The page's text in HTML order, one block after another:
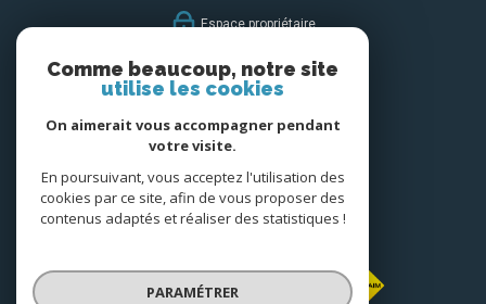
espace propriétaire
Nous
Nous
Comme beaucoup, notre site
utilise les cookies
On aimerait vous accompagner pendant
votre visite.
En poursuivant, vous acceptez l'utilisation des
cookies par ce site, afin de vous proposer des
contenus adaptés et réaliser des statistiques !
PARAMÉTRER